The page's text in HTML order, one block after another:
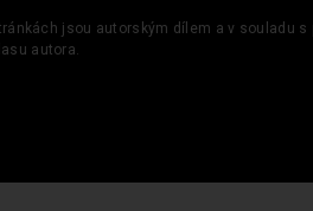
jsou autorským dílem a v souladu
autora.